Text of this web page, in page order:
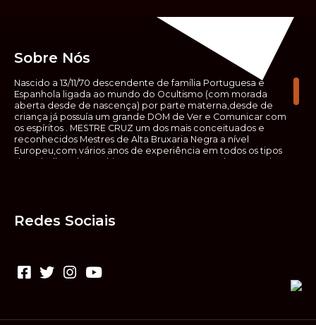
Sobre Nós
Nascido a 13/11/70 descendente de família Portuguesa e
Espanhola ligada ao mundo do Ocultismo (com morada
aberta desde de nascença) por parte materna,desde de
criança já possuía um grande DOM de Ver e Comunicar com
os espíritos . MESTRE CRUZ um dos mais conceituados e
reconhecidos Mestres de Alta Bruxaria Negra a nível
Europeu,com vários anos de experiência em todos os tipos
de trabalhos de Ocultismo. Escreveu os seus saberes ocultos
não o faça sem precauções e sem possuir a devida
poderão causar danos. Consultai por isso sempre um
(médium) conhecedor, quando se trata de fazer trabalhos
Redes Sociais